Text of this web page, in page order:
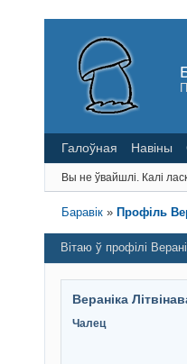
Галоўная Навіны
Вы не ўвайшлі. Калі
Баравік » Профіль
Вітаю ў профілі
Вераніка
Чалец